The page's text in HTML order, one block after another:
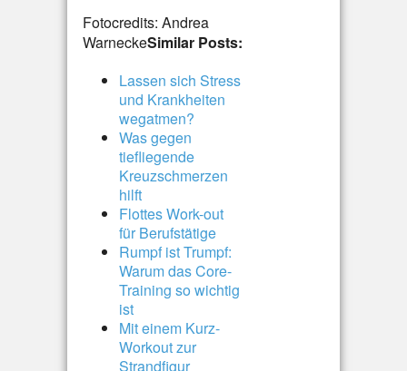
Fotocredits: Andrea
WarneckeSimilar Posts:
Lassen sich Stress
und Krankheiten
wegatmen?
Was gegen
tiefliegende
Kreuzschmerzen
hilft
Flottes Work-out
für Berufstätige
Rumpf ist Trumpf:
Warum das Core-
Training so wichtig
ist
Mit einem Kurz-
Workout zur
Strandfigur